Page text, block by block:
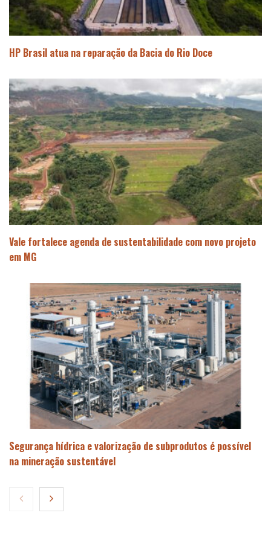
HP Brasil atua na reparação da Bacia do Rio Doce
Vale fortalece agenda de sustentabilidade com novo projeto
em MG
Segurança hídrica e valorização de subprodutos é possível
na mineração sustentável